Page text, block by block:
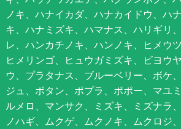
ノキ、ハナイカダ、ハナカイドウ、ハ
キ、ハナミズキ、ハマナス、ハリギリ
レ、ハンカチノキ、ハンノキ、ヒメウ
ヒメリンゴ、ヒュウガミズキ、ビヨウ
ウ、プラタナス、ブルーベリー、ボケ
ジュ、ボタン、ポプラ、ポポー、マユ
ルメロ、マンサク、ミズキ、ミズナラ
ノハギ、ムクゲ、ムクノキ、ムクロジ